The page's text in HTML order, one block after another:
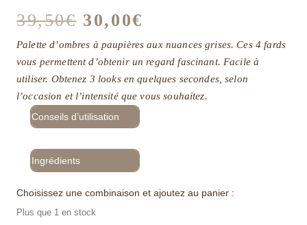
39,50€ Le
prix
initial
était :
39,50€.
30,00€
actuel
est :
30,00€.
Palette d’ombres à paupières aux nuances grises. Ces 4 fards
vous permettent d’obtenir un regard fascinant. Facile à
utiliser. Obtenez 3 looks en quelques secondes, selon
l’occasion et l’intensité que vous souhaitez.
Conseils d’utilisation
Ingrédients
Choisissez une combinaison et ajoutez au panier :
Plus que 1 en stock